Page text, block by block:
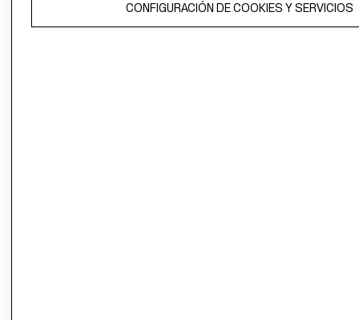
El contenido de esta página web está protegido por copyright y es
CONFIGURACIÓN DE COOKIES Y SERVICIOS